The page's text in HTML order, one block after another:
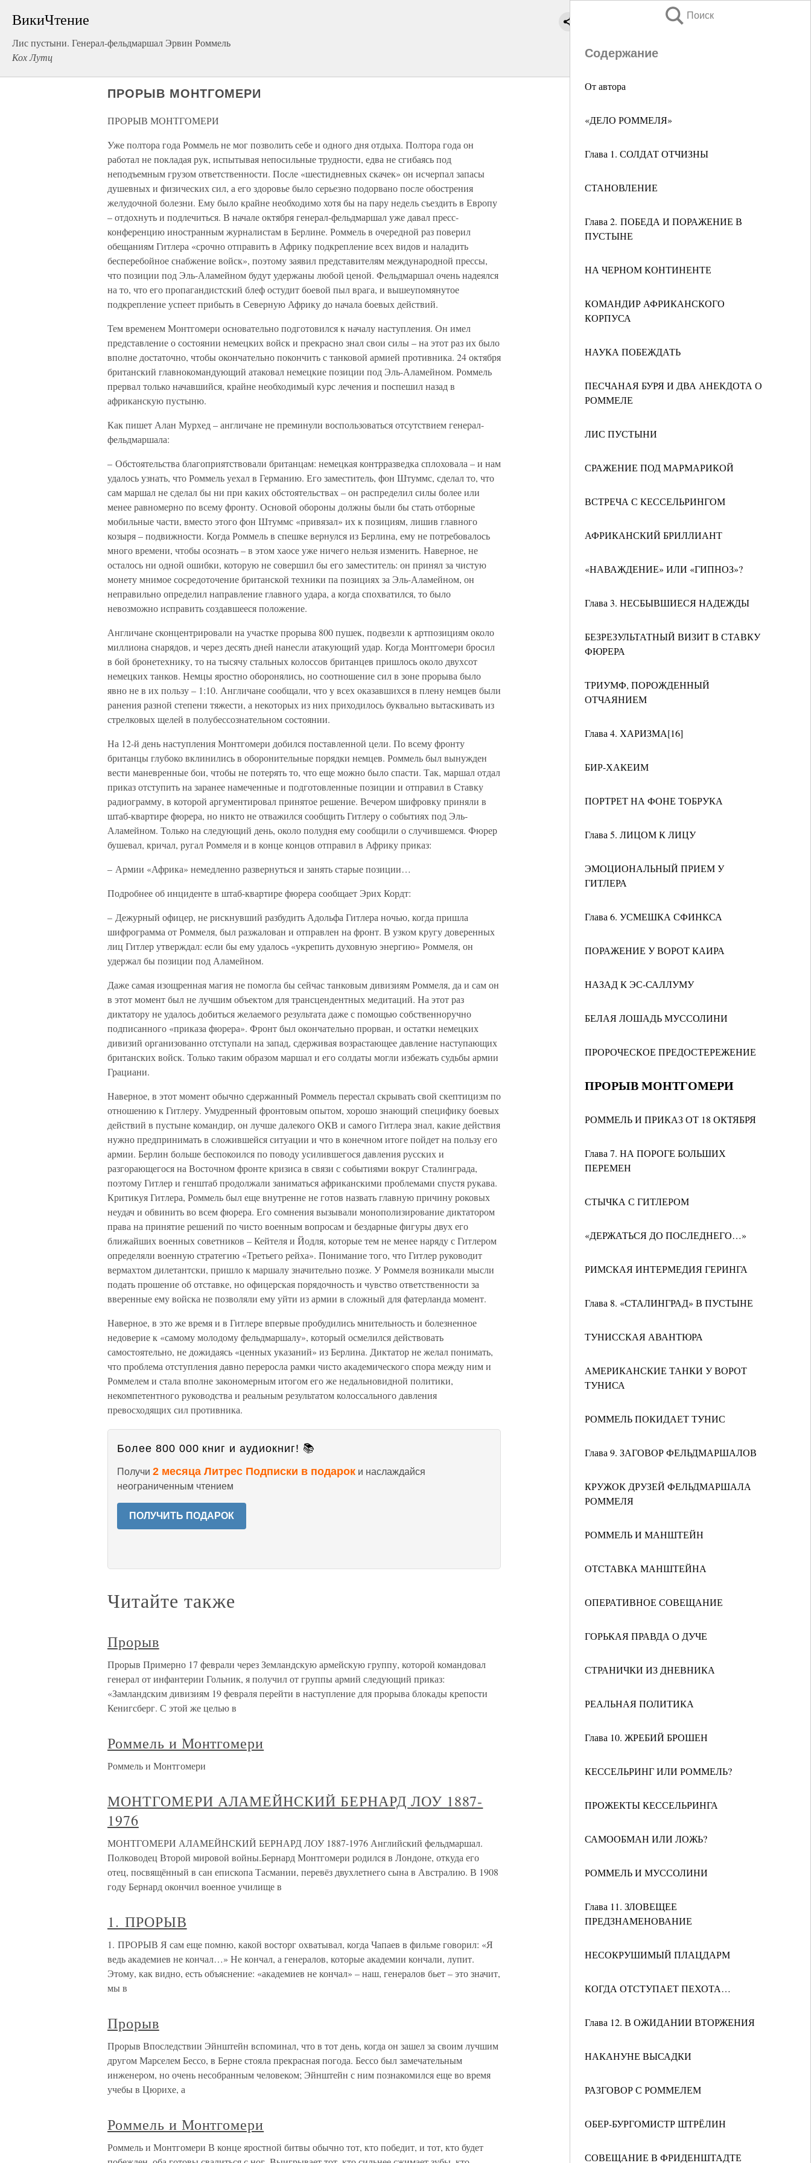
ВикиЧтение
Лис пустыни. Генерал-фельдмаршал Эрвин Роммель
Кох Лутц
Поиск
Содержание
От автора
«ДЕЛО РОММЕЛЯ»
Глава 1. СОЛДАТ ОТЧИЗНЫ
СТАНОВЛЕНИЕ
Глава 2. ПОБЕДА И ПОРАЖЕНИЕ В
ПУСТЫНЕ
НА ЧЕРНОМ КОНТИНЕНТЕ
КОМАНДИР АФРИКАНСКОГО
КОРПУСА
НАУКА ПОБЕЖДАТЬ
ПЕСЧАНАЯ БУРЯ И ДВА АНЕКДОТА О
РОММЕЛЕ
ЛИС ПУСТЫНИ
СРАЖЕНИЕ ПОД МАРМАРИКОЙ
ВСТРЕЧА С КЕССЕЛЬРИНГОМ
АФРИКАНСКИЙ БРИЛЛИАНТ
«НАВАЖДЕНИЕ» ИЛИ «ГИПНОЗ»?
Глава 3. НЕСБЫВШИЕСЯ НАДЕЖДЫ
БЕЗРЕЗУЛЬТАТНЫЙ ВИЗИТ В СТАВКУ
ФЮРЕРА
ТРИУМФ, ПОРОЖДЕННЫЙ
ОТЧАЯНИЕМ
Глава 4. ХАРИЗМА[16]
БИР-ХАКЕИМ
ПОРТРЕТ НА ФОНЕ ТОБРУКА
Глава 5. ЛИЦОМ К ЛИЦУ
ЭМОЦИОНАЛЬНЫЙ ПРИЕМ У
ГИТЛЕРА
Глава 6. УСМЕШКА СФИНКСА
ПОРАЖЕНИЕ У ВОРОТ КАИРА
НАЗАД К ЭС-САЛЛУМУ
БЕЛАЯ ЛОШАДЬ МУССОЛИНИ
ПРОРОЧЕСКОЕ ПРЕДОСТЕРЕЖЕНИЕ
ПРОРЫВ МОНТГОМЕРИ
РОММЕЛЬ И ПРИКАЗ ОТ 18 ОКТЯБРЯ
Глава 7. НА ПОРОГЕ БОЛЬШИХ
ПЕРЕМЕН
СТЫЧКА С ГИТЛЕРОМ
«ДЕРЖАТЬСЯ ДО ПОСЛЕДНЕГО…»
РИМСКАЯ ИНТЕРМЕДИЯ ГЕРИНГА
Глава 8. «СТАЛИНГРАД» В ПУСТЫНЕ
ТУНИССКАЯ АВАНТЮРА
АМЕРИКАНСКИЕ ТАНКИ У ВОРОТ
ТУНИСА
РОММЕЛЬ ПОКИДАЕТ ТУНИС
Глава 9. ЗАГОВОР ФЕЛЬДМАРШАЛОВ
КРУЖОК ДРУЗЕЙ ФЕЛЬДМАРШАЛА
РОММЕЛЯ
РОММЕЛЬ И МАНШТЕЙН
ОТСТАВКА МАНШТЕЙНА
ОПЕРАТИВНОЕ СОВЕЩАНИЕ
ГОРЬКАЯ ПРАВДА О ДУЧЕ
СТРАНИЧКИ ИЗ ДНЕВНИКА
РЕАЛЬНАЯ ПОЛИТИКА
Глава 10. ЖРЕБИЙ БРОШЕН
КЕССЕЛЬРИНГ ИЛИ РОММЕЛЬ?
ПРОЖЕКТЫ КЕССЕЛЬРИНГА
САМООБМАН ИЛИ ЛОЖЬ?
РОММЕЛЬ И МУССОЛИНИ
Глава 11. ЗЛОВЕЩЕЕ
ПРЕДЗНАМЕНОВАНИЕ
НЕСОКРУШИМЫЙ ПЛАЦДАРМ
КОГДА ОТСТУПАЕТ ПЕХОТА…
Глава 12. В ОЖИДАНИИ ВТОРЖЕНИЯ
НАКАНУНЕ ВЫСАДКИ
РАЗГОВОР С РОММЕЛЕМ
ОБЕР-БУРГОМИСТР ШТРЁЛИН
СОВЕЩАНИЕ В ФРИДЕНШТАДТЕ
ПРОРЫВ МОНТГОМЕРИ
ПРОРЫВ МОНТГОМЕРИ
Уже полтора года Роммель не мог позволить себе и одного дня отдыха. Полтора года он
работал не покладая рук, испытывая непосильные трудности, едва не сгибаясь под
неподъемным грузом ответственности. После «шестидневных скачек» он исчерпал запасы
душевных и физических сил, а его здоровье было серьезно подорвано после обострения
желудочной болезни. Ему было крайне необходимо хотя бы на пару недель съездить в Европу
– отдохнуть и подлечиться. В начале октября генерал-фельдмаршал уже давал пресс-
конференцию иностранным журналистам в Берлине. Роммель в очередной раз поверил
обещаниям Гитлера «срочно отправить в Африку подкрепление всех видов и наладить
бесперебойное снабжение войск», поэтому заявил представителям международной прессы,
что позиции под Эль-Аламейном будут удержаны любой ценой. Фельдмаршал очень надеялся
на то, что его пропагандистский блеф остудит боевой пыл врага, и вышеупомянутое
подкрепление успеет прибыть в Северную Африку до начала боевых действий.
Тем временем Монтгомери основательно подготовился к началу наступления. Он имел
представление о состоянии немецких войск и прекрасно знал свои силы – на этот раз их было
вполне достаточно, чтобы окончательно покончить с танковой армией противника. 24 октября
британский главнокомандующий атаковал немецкие позиции под Эль-Аламейном. Роммель
прервал только начавшийся, крайне необходимый курс лечения и поспешил назад в
африканскую пустыню.
Как пишет Алан Мурхед – англичане не преминули воспользоваться отсутствием генерал-
фельдмаршала:
– Обстоятельства благоприятствовали британцам: немецкая контрразведка сплоховала – и нам
удалось узнать, что Роммель уехал в Германию. Его заместитель, фон Штуммс, сделал то, что
сам маршал не сделал бы ни при каких обстоятельствах – он распределил силы более или
менее равномерно по всему фронту. Основой обороны должны были бы стать отборные
мобильные части, вместо этого фон Штуммс «привязал» их к позициям, лишив главного
козыря – подвижности. Когда Роммель в спешке вернулся из Берлина, ему не потребовалось
много времени, чтобы осознать – в этом хаосе уже ничего нельзя изменить. Наверное, не
осталось ни одной ошибки, которую не совершил бы его заместитель: он принял за чистую
монету мнимое сосредоточение британской техники па позициях за Эль-Аламейном, он
неправильно определил направление главного удара, а когда спохватился, то было
невозможно исправить создавшееся положение.
Англичане сконцентрировали на участке прорыва 800 пушек, подвезли к артпозициям около
миллиона снарядов, и через десять дней нанесли атакующий удар. Когда Монтгомери бросил
в бой бронетехнику, то на тысячу стальных колоссов британцев пришлось около двухсот
немецких танков. Немцы яростно оборонялись, но соотношение сил в зоне прорыва было
явно не в их пользу – 1:10. Англичане сообщали, что у всех оказавшихся в плену немцев были
ранения разной степени тяжести, а некоторых из них приходилось буквально вытаскивать из
стрелковых щелей в полубессознательном состоянии.
На 12-й день наступления Монтгомери добился поставленной цели. По всему фронту
британцы глубоко вклинились в оборонительные порядки немцев. Роммель был вынужден
вести маневренные бои, чтобы не потерять то, что еще можно было спасти. Так, маршал отдал
приказ отступить на заранее намеченные и подготовленные позиции и отправил в Ставку
радиограмму, в которой аргументировал принятое решение. Вечером шифровку приняли в
штаб-квартире фюрера, но никто не отважился сообщить Гитлеру о событиях под Эль-
Аламейном. Только на следующий день, около полудня ему сообщили о случившемся. Фюрер
бушевал, кричал, ругал Роммеля и в конце концов отправил в Африку приказ:
– Армии «Африка» немедленно развернуться и занять старые позиции…
Подробнее об инциденте в штаб-квартире фюрера сообщает Эрих Кордт:
– Дежурный офицер, не рискнувший разбудить Адольфа Гитлера ночью, когда пришла
шифрограмма от Роммеля, был разжалован и отправлен на фронт. В узком кругу доверенных
лиц Гитлер утверждал: если бы ему удалось «укрепить духовную энергию» Роммеля, он
удержал бы позиции под Аламейном.
Даже самая изощренная магия не помогла бы сейчас танковым дивизиям Роммеля, да и сам он
в этот момент был не лучшим объектом для трансцендентных медитаций. На этот раз
диктатору не удалось добиться желаемого результата даже с помощью собственноручно
подписанного «приказа фюрера». Фронт был окончательно прорван, и остатки немецких
дивизий организованно отступали на запад, сдерживая возрастающее давление наступающих
британских войск. Только таким образом маршал и его солдаты могли избежать судьбы армии
Грациани.
Наверное, в этот момент обычно сдержанный Роммель перестал скрывать свой скептицизм по
отношению к Гитлеру. Умудренный фронтовым опытом, хорошо знающий специфику боевых
действий в пустыне командир, он лучше далекого ОКВ и самого Гитлера знал, какие действия
нужно предпринимать в сложившейся ситуации и что в конечном итоге пойдет на пользу его
армии. Берлин больше беспокоился по поводу усилившегося давления русских и
разгорающегося на Восточном фронте кризиса в связи с событиями вокруг Сталинграда,
поэтому Гитлер и генштаб продолжали заниматься африканскими проблемами спустя рукава.
Критикуя Гитлера, Роммель был еще внутренне не готов назвать главную причину роковых
неудач и обвинить во всем фюрера. Его сомнения вызывали монополизирование диктатором
права на принятие решений по чисто военным вопросам и бездарные фигуры двух его
ближайших военных советников – Кейтеля и Йодля, которые тем не менее наряду с Гитлером
определяли военную стратегию «Третьего рейха». Понимание того, что Гитлер руководит
вермахтом дилетантски, пришло к маршалу значительно позже. У Роммеля возникали мысли
подать прошение об отставке, но офицерская порядочность и чувство ответственности за
вверенные ему войска не позволяли ему уйти из армии в сложный для фатерланда момент.
Наверное, в это же время и в Гитлере впервые пробудились мнительность и болезненное
недоверие к «самому молодому фельдмаршалу», который осмелился действовать
самостоятельно, не дожидаясь «ценных указаний» из Берлина. Диктатор не желал понимать,
что проблема отступления давно переросла рамки чисто академического спора между ним и
Роммелем и стала вполне закономерным итогом его же недальновидной политики,
некомпетентного руководства и реальным результатом колоссального давления
превосходящих сил противника.
Более 800 000 книг и аудиокниг! 📚
Получи 2 месяца Литрес Подписки в подарок и наслаждайся
неограниченным чтением
ПОЛУЧИТЬ ПОДАРОК
Читайте также
Прорыв
Прорыв Примерно 17 феврали через Земландскую армейскую группу, которой командовал
генерал от инфантерии Гольник, я получил от группы армий следующий приказ:
«Замландским дивизиям 19 февраля перейти в наступление для прорыва блокады крепости
Кенигсберг. С этой же целью в
Роммель и Монтгомери
Роммель и Монтгомери
МОНТГОМЕРИ АЛАМЕЙНСКИЙ БЕРНАРД ЛОУ 1887-
1976
МОНТГОМЕРИ АЛАМЕЙНСКИЙ БЕРНАРД ЛОУ 1887-1976 Английский фельдмаршал.
Полководец Второй мировой войны.Бернард Монтгомери родился в Лондоне, откуда его
отец, посвящённый в сан епископа Тасмании, перевёз двухлетнего сына в Австралию. В 1908
году Бернард окончил военное училище в
1. ПРОРЫВ
1. ПРОРЫВ Я сам еще помню, какой восторг охватывал, когда Чапаев в фильме говорил: «Я
ведь академиев не кончал…» Не кончал, а генералов, которые академии кончали, лупит.
Этому, как видно, есть объяснение: «академиев не кончал» – наш, генералов бьет – это значит,
мы в
Прорыв
Прорыв Впоследствии Эйнштейн вспоминал, что в тот день, когда он зашел за своим лучшим
другом Марселем Бессо, в Берне стояла прекрасная погода. Бессо был замечательным
инженером, но очень несобранным человеком; Эйнштейн с ним познакомился еще во время
учебы в Цюрихе, а
Роммель и Монтгомери
Роммель и Монтгомери В конце яростной битвы обычно тот, кто победит, и тот, кто будет